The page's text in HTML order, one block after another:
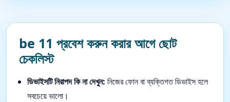
be 11 প্রবেশ করুন করার আগে ছোট
চেকলিস্ট
ডিভাইসটি নিরাপদ কি না দেখুন: নিজের ফোন বা ব্যক্তিগত ডিভাইস হলে
সবচেয়ে ভালো।